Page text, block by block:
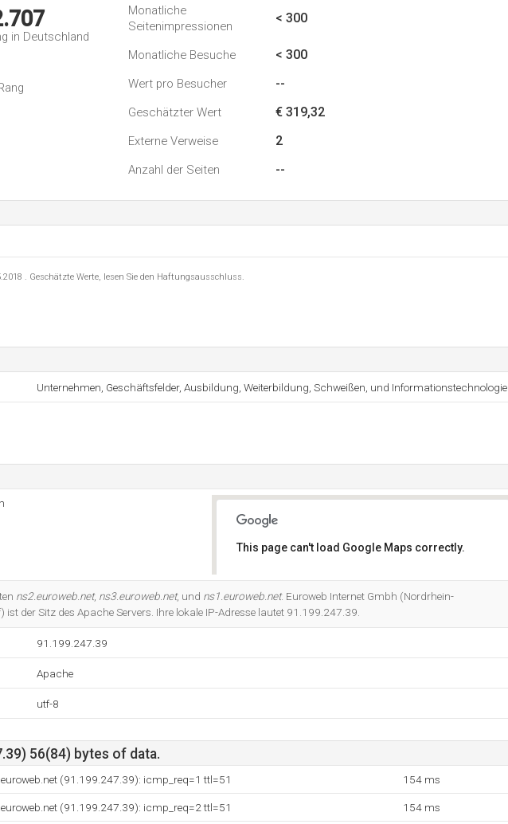
in Deutschland
Monatliche
Seitenimpressionen
< 300
Monatliche Besuche < 300
Wert pro Besucher --
Geschätzter Wert € 319,32
Externe Verweise 2
Anzahl der Seiten --
. Geschätzte Werte, lesen Sie den Haftungsausschluss.
Unternehmen, Geschäftsfelder, Ausbildung, Weiterbildung, Schweißen, und Informationstechnologie.
This page can't load Google Maps correctly.
ns2.euroweb.net, ns3.euroweb.net, und ns1.euroweb.net. Euroweb Internet Gmbh (Nordrhein-
ist der Sitz des Apache Servers. Ihre lokale IP-Adresse lautet 91.199.247.39.
91.199.247.39
Apache
utf-8
56(84) bytes of data.
(91.199.247.39): icmp_req=1 ttl=51 154 ms
(91.199.247.39): icmp_req=2 ttl=51 154 ms